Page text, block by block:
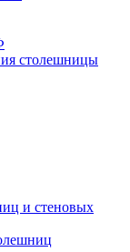
столешницы
и стеновых